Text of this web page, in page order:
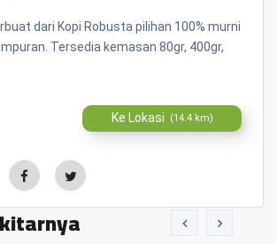
dari Kopi Robusta pilihan 100% murni
Tersedia kemasan 80gr, 400gr,
Ke Lokasi (14.4 km)